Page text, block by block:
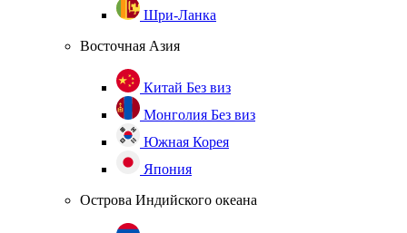
Шри-Ланка
Восточная Азия
Китай Без виз
Монголия Без виз
Южная Корея
Япония
Острова Индийского океана